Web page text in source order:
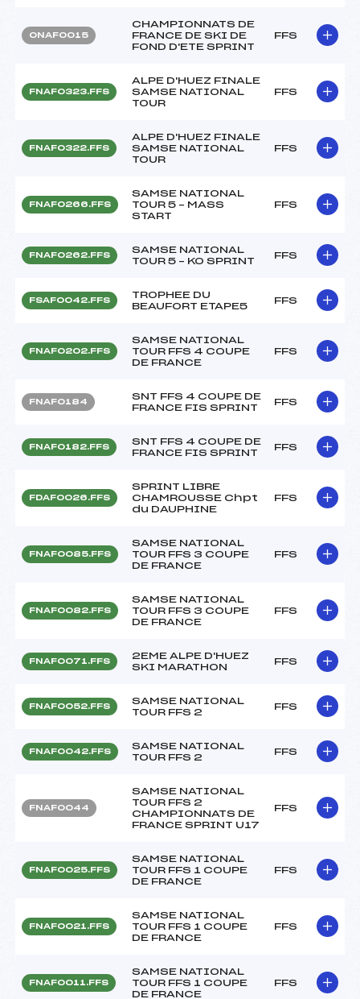
ONAF0015
CHAMPIONNATS DE
FRANCE DE SKI DE
FOND D'ETE SPRINT
FFS
FNAF0323.FFS
ALPE D'HUEZ FINALE
SAMSE NATIONAL
TOUR
FFS
FNAF0322.FFS
ALPE D'HUEZ FINALE
SAMSE NATIONAL
TOUR
FFS
FNAF0266.FFS
SAMSE NATIONAL
TOUR 5 – MASS
START
FFS
FNAF0262.FFS
SAMSE NATIONAL
TOUR 5 – KO SPRINT
FFS
FSAF0042.FFS
TROPHEE DU
BEAUFORT ETAPE5
FFS
FNAF0202.FFS
SAMSE NATIONAL
TOUR FFS 4 COUPE
DE FRANCE
FFS
FNAF0184
SNT FFS 4 COUPE DE
FRANCE FIS SPRINT
FFS
FNAF0182.FFS
SNT FFS 4 COUPE DE
FRANCE FIS SPRINT
FFS
FDAF0026.FFS
SPRINT LIBRE
CHAMROUSSE Chpt
du DAUPHINE
FFS
FNAF0085.FFS
SAMSE NATIONAL
TOUR FFS 3 COUPE
DE FRANCE
FFS
FNAF0082.FFS
SAMSE NATIONAL
TOUR FFS 3 COUPE
DE FRANCE
FFS
FNAF0071.FFS
2EME ALPE D'HUEZ
SKI MARATHON
FFS
FNAF0052.FFS
SAMSE NATIONAL
TOUR FFS 2
FFS
FNAF0042.FFS
SAMSE NATIONAL
TOUR FFS 2
FFS
FNAF0044
SAMSE NATIONAL
TOUR FFS 2
CHAMPIONNATS DE
FRANCE SPRINT U17
FFS
FNAF0025.FFS
SAMSE NATIONAL
TOUR FFS 1 COUPE
DE FRANCE
FFS
FNAF0021.FFS
SAMSE NATIONAL
TOUR FFS 1 COUPE
DE FRANCE
FFS
FNAF0011.FFS
SAMSE NATIONAL
TOUR FFS 1 COUPE
DE FRANCE
FFS